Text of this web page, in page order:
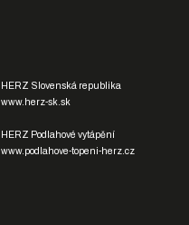
HERZ Slovenská republika
www.herz-sk.sk
HERZ Podlahové vytápění
www.podlahove-topeni-herz.cz